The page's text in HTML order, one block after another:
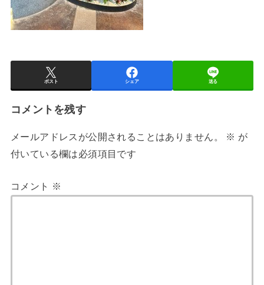
ポスト シェア 送る
コメントを残す
メールアドレスが公開されることはありません。 ※ が
付いている欄は必須項目です
コメント ※